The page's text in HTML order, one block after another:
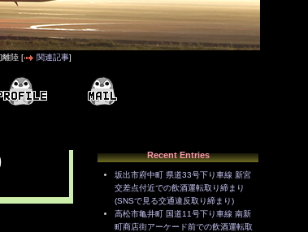
離陸 [ 関連記事]
Recent Entries
坂出市府中町 県道33号下り車線 新宮
交差点付近での飲酒運転取り締まり
(SNSで見る交通違反取り締まり)
高松市亀井町 国道11号下り車線 南新
町商店街アーケード前での飲酒運転取